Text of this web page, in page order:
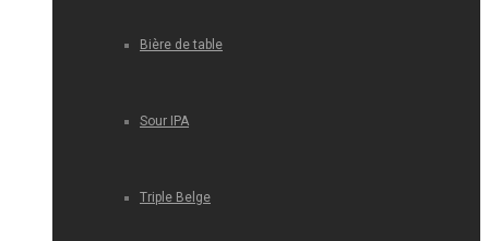
Bière de table
Sour IPA
Triple Belge